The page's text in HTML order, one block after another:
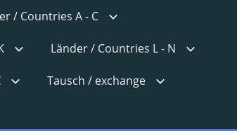
/ Countries A - C
Länder / Countries L - N
Tausch / exchange